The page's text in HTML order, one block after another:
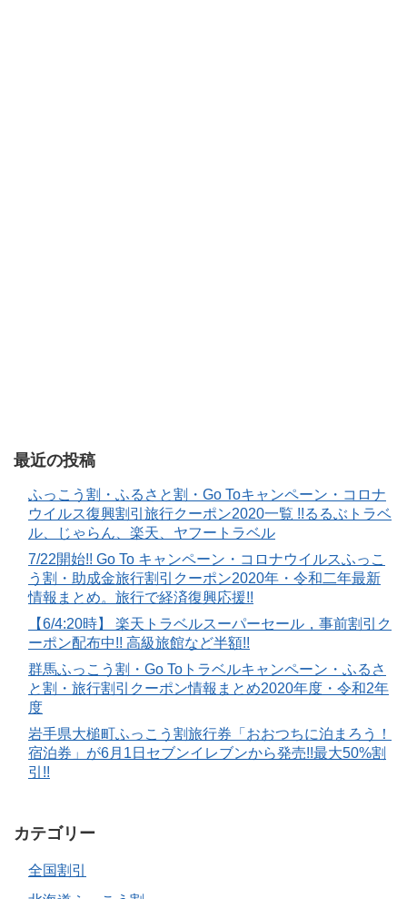
最近の投稿
ふっこう割・ふるさと割・Go Toキャンペーン・コロナ
ウイルス復興割引旅行クーポン2020一覧 !!るるぶトラベ
ル、じゃらん、楽天、ヤフートラベル
7/22開始!! Go To キャンペーン・コロナウイルスふっこ
う割・助成金旅行割引クーポン2020年・令和二年最新
情報まとめ。旅行で経済復興応援!!
【6/4:20時】 楽天トラベルスーパーセール，事前割引ク
ーポン配布中!! 高級旅館など半額!!
群馬ふっこう割・Go Toトラベルキャンペーン・ふるさ
と割・旅行割引クーポン情報まとめ2020年度・令和2年
度
岩手県大槌町ふっこう割旅行券「おおつちに泊まろう！
宿泊券」が6月1日セブンイレブンから発売!!最大50%割
引!!
カテゴリー
全国割引